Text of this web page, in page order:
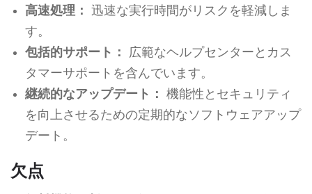
高速処理： 迅速な実行時間がリスクを軽減しま
す。
包括的サポート：
広範なヘルプセンターとカス
タマーサポートを含んでいます。
継続的なアップデート： 機能性とセキュリティ
を向上させるための定期的なソフトウェアアップ
デート。
欠点